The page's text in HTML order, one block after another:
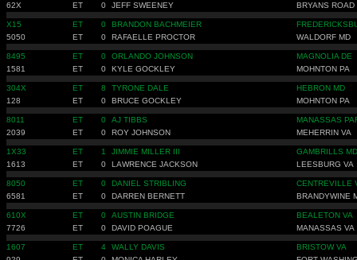
62X
ET 0 JEFF SWEENEY BRYANS ROAD
X15 ET 0 BRANDON BACHMEIER
5050
ET 0 RAFAELLE PROCTOR WALDORF MD
8495 ET 0 ORLANDO JOHNSON
MAGNOLIA DE
1581
ET 0 KYLE GOCKLEY MOHNTON PA
304X ET 8 TYRONE DALE
HEBRON MD
128
ET 0 BRUCE GOCKLEY MOHNTON PA
8011 ET 0 AJ TIBBS
MANASSAS
2039
ET 0 ROY JOHNSON MEHERRIN VA
1X33 ET 1 JIMMIE MILLER III
GAMBRILLS MD
1613
ET 0 LAWRENCE JACKSON LEESBURG VA
8050 ET 0 DANIEL STRIBLING
CENTREVILLE
6581
ET 0 DARREN BERNETT BRANDYWINE
610X ET 0 AUSTIN BRIDGE
BEALETON VA
7726
ET 0 DAVID POAGUE MANASSAS VA
1607 ET 4 WALLY DAVIS
BRISTOW VA